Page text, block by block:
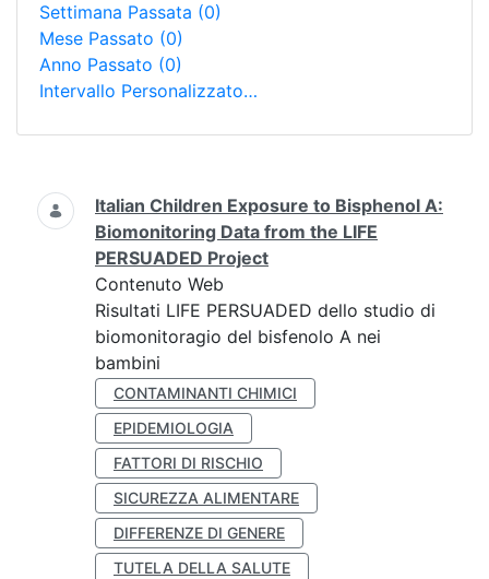
Settimana Passata (0)
Mese Passato (0)
Anno Passato (0)
Intervallo Personalizzato…
Ricerca
Italian Children Exposure to Bisphenol A:
Biomonitoring Data from the LIFE
PERSUADED Project
Contenuto Web
Risultati LIFE PERSUADED dello studio di
biomonitoragio del bisfenolo A nei
bambini
CONTAMINANTI CHIMICI
EPIDEMIOLOGIA
FATTORI DI RISCHIO
SICUREZZA ALIMENTARE
DIFFERENZE DI GENERE
TUTELA DELLA SALUTE